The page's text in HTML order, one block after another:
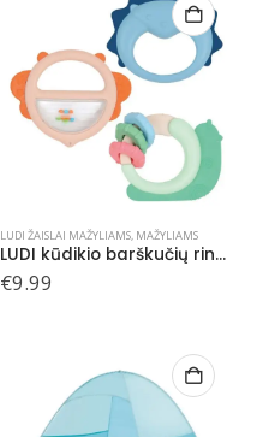
LUDI ŽAISLAI MAŽYLIAMS MAŽYLIAMS
LUDI kūdikio barškučių rinkinys trio
€9.99